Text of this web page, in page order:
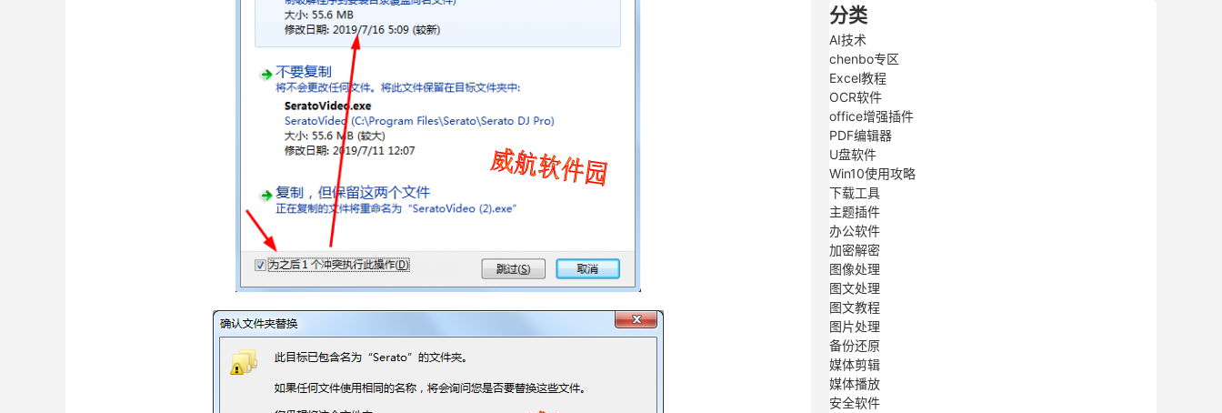
分类
AI技术
chenbo专区
Excel教程
OCR软件
office增强插件
PDF编辑器
U盘软件
Win10使用攻略
下载工具
主题插件
办公软件
加密解密
图像处理
图文处理
图文教程
图片处理
备份还原
媒体剪辑
媒体播放
安全软件